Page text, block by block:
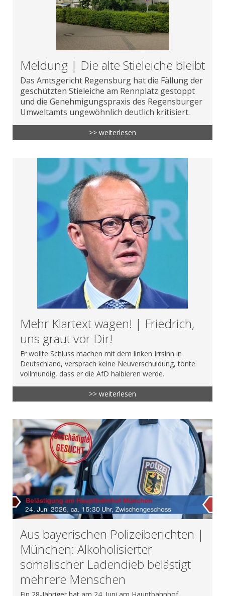
Meldung | Die alte Stieleiche bleibt
Das Amtsgericht Regensburg hat die Fällung der
geschützten Stieleiche am Rennplatz gestoppt
und die Genehmigungspraxis des Regensburger
Umweltamts ungewöhnlich deutlich kritisiert.
>> weiterlesen
Mehr Klartext wagen! | Friedrich,
uns graut vor Dir!
Er wollte Schluss machen mit dem linken Irrsinn in
Deutschland, versprach keine Neuverschuldung, tönte
vollmundig, dass er die AfD halbieren werde.
>> weiterlesen
Aus bayerischen Polizeiberichten |
München: Alkoholisierter
somalischer Ladendieb belästigt
mehrere Menschen